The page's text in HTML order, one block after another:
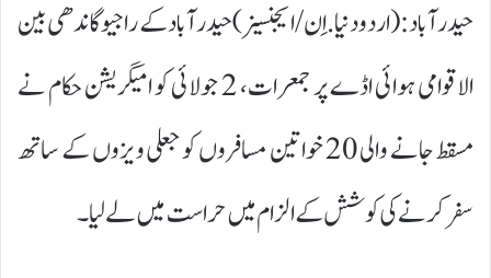
حیدرآباد:(اردودنیا.اِن/ایجنسیز) حیدرآباد کے راجیو گاندھی بین
الاقوامی ہوائی اڈے پر جمعرات، 2 جولائی کو امیگریشن حکام نے
مسقط جانے والی 20 خواتین مسافروں کو جعلی ویزوں کے ساتھ
سفر کرنے کی کوشش کے الزام میں حراست میں لے لیا۔